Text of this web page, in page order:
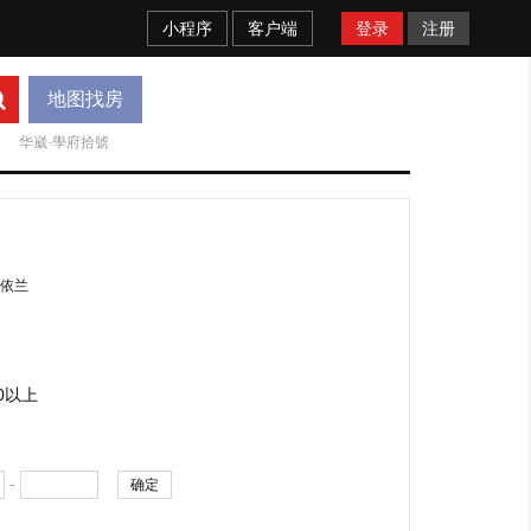
小程序 客户端 登录 注册
地图找房
华崴·學府拾號
依兰
以上
- 确定